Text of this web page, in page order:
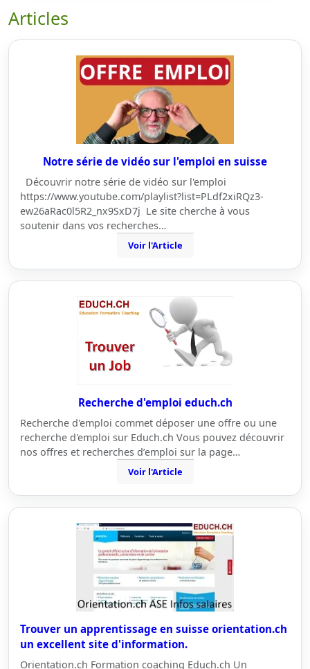
Articles
Notre série de vidéo sur l'emploi en suisse
Découvrir notre série de vidéo sur l'emploi
https://www.youtube.com/playlist?list=PLdf2xiRQz3-
ew26aRac0l5R2_nx9SxD7j Le site cherche à vous
soutenir dans vos recherches…
Voir l'Article
Recherche d'emploi educh.ch
Recherche d'emploi commet déposer une offre ou une
recherche d'emploi sur Educh.ch Vous pouvez découvrir
nos offres et recherches d’emploi sur la page…
Voir l'Article
Trouver un apprentissage en suisse orientation.ch
un excellent site d'information.
Orientation.ch Formation coaching Educh.ch Un